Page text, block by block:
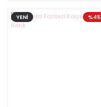
%45
YENİ